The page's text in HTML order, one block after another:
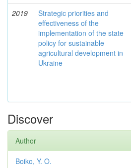
2019
Strategic priorities and
effectiveness of the
implementation of the state
policy for sustainable
agricultural development in
Ukraine
Discover
Author
Boiko, Y. O.